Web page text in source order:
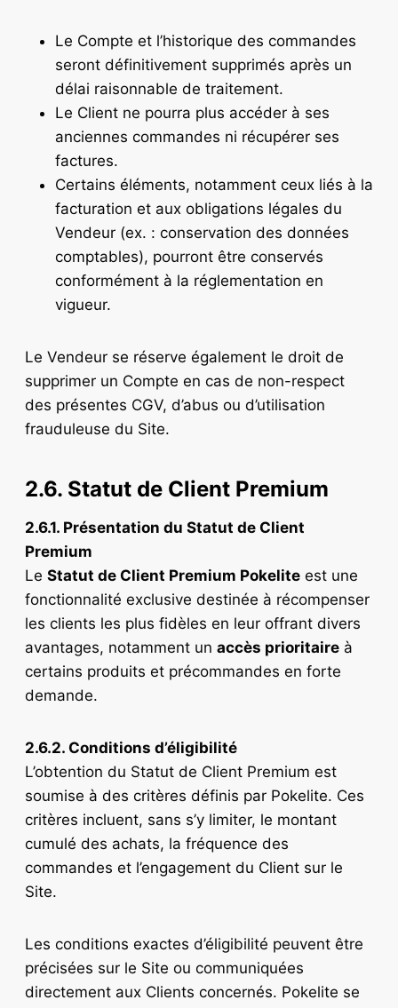
Le Compte et l’historique des commandes
seront définitivement supprimés après un
délai raisonnable de traitement.
Le Client ne pourra plus accéder à ses
anciennes commandes ni récupérer ses
factures.
Certains éléments, notamment ceux liés à la
facturation et aux obligations légales du
Vendeur (ex. : conservation des données
comptables), pourront être conservés
conformément à la réglementation en
vigueur.
Le Vendeur se réserve également le droit de
supprimer un Compte en cas de non-respect
des présentes CGV, d’abus ou d’utilisation
frauduleuse du Site.
2.6. Statut de Client Premium
2.6.1. Présentation du Statut de Client
Premium
Le Statut de Client Premium Pokelite est une
fonctionnalité exclusive destinée à récompenser
les clients les plus fidèles en leur offrant divers
avantages, notamment un accès prioritaire à
certains produits et précommandes en forte
demande.
2.6.2. Conditions d’éligibilité
L’obtention du Statut de Client Premium est
soumise à des critères définis par Pokelite. Ces
critères incluent, sans s’y limiter, le montant
cumulé des achats, la fréquence des
commandes et l’engagement du Client sur le
Site.
Les conditions exactes d’éligibilité peuvent être
précisées sur le Site ou communiquées
directement aux Clients concernés. Pokelite se